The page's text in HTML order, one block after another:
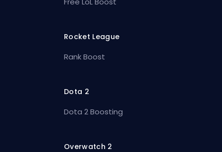
Rocket League
Rank Boost
Dota 2
Dota 2 Boosting
Overwatch 2